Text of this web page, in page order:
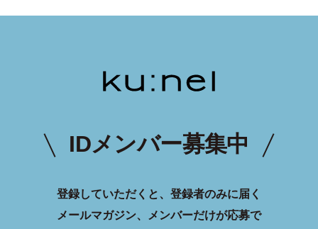
IDメンバー募集中
登録していただくと、登録者のみに届く
メールマガジン、メンバーだけが応募で